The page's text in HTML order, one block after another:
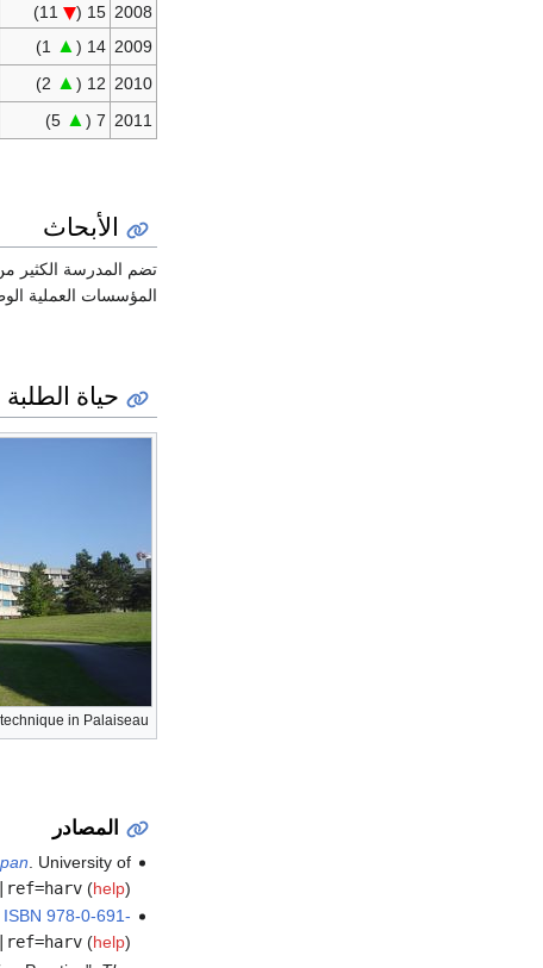
2008
15 (
11)
2009
14 (
▲
2010
12 (
▲
2011
7 (
▲
الأبحاث
تضم المدرسة الكثير
المؤسسات العملية
حياة الطلبة
in Palaiseau.
المصادر
. University of
|ref=harv(help)
ISBN 978-0-691-
|ref=harv(help)